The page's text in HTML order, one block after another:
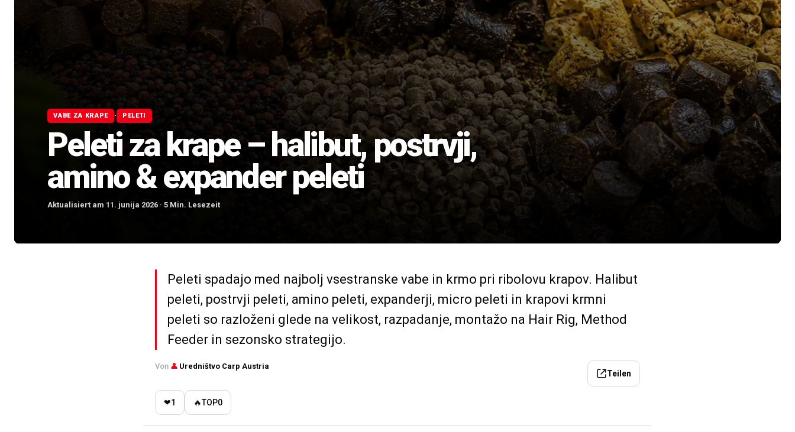
VABE ZA KRAPE · PELETI
Peleti za krape – halibut, postrvji,
amino & expander peleti
Aktualisiert am 11. junija 2026 · 5 Min. Lesezeit
Peleti spadajo med najbolj vsestranske vabe in krmo pri ribolovu krapov. Halibut
peleti, postrvji peleti, amino peleti, expanderji, micro peleti in krapovi krmni
peleti so razloženi glede na velikost, razpadanje, montažo na Hair Rig, Method
Feeder in sezonsko strategijo.
Von 👤 Uredništvo Carp Austria
Teilen
❤1 🔥TOP0